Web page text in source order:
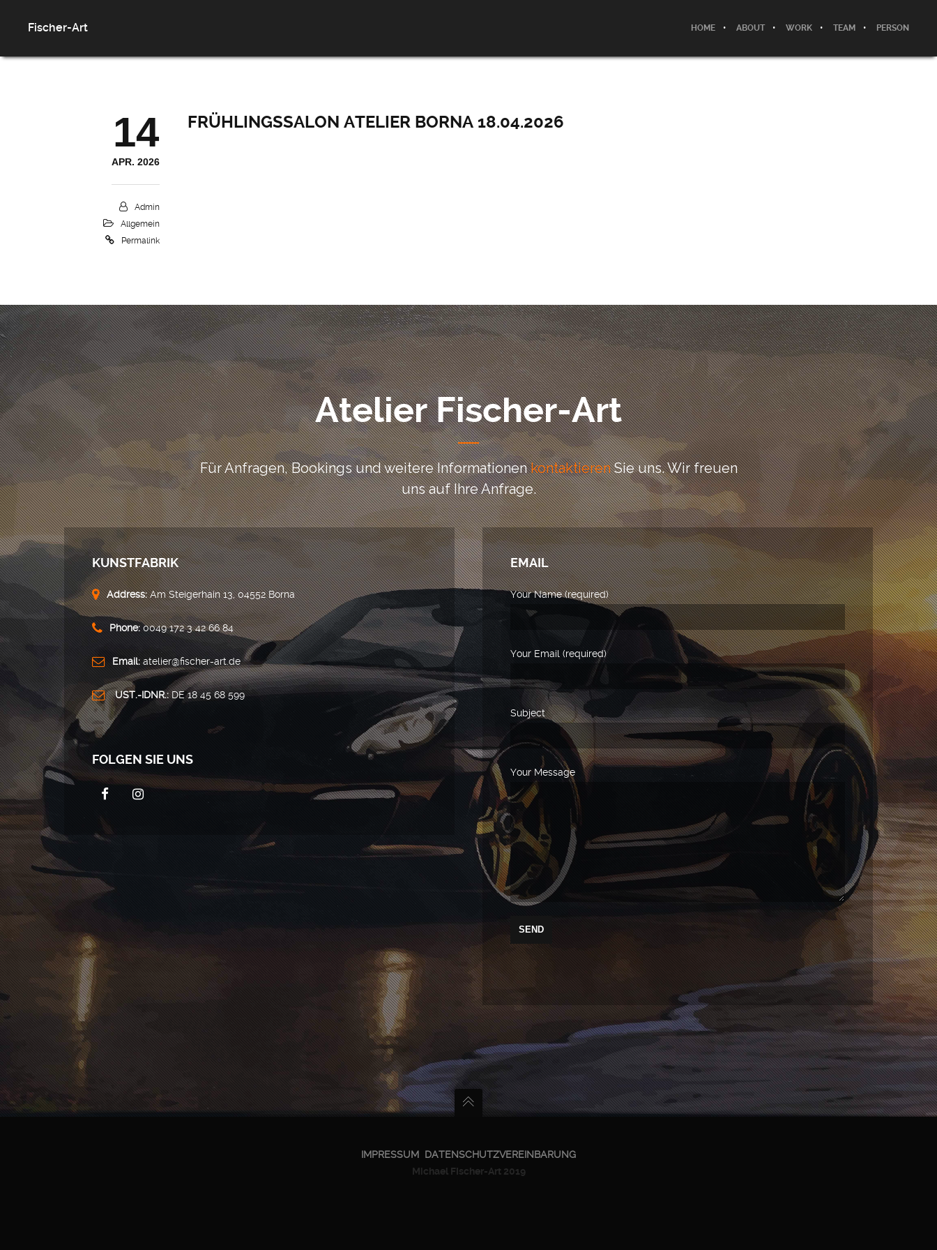
Fischer-Art HOME ABOUT WORK TEAM PERSON
14
APR. 2026
Admin
Allgemein
Permalink
FRÜHLINGSSALON ATELIER BORNA 18.04.2026
Atelier Fischer-Art
Für Anfragen, Bookings und weitere InformationenkontaktierenSie uns. Wir freuen
uns auf Ihre Anfrage.
KUNSTFABRIK
Address:Am Steigerhain 13, 04552 Borna
Phone:0049 172 3 42 66 84
Email:atelier@fischer-art.de
UST.-IDNR.:DE 18 45 68 599
FOLGEN SIE UNS
EMAIL
Your Name (required)
Your Email (required)
Subject
Your Message
IMPRESSUM DATENSCHUTZVEREINBARUNG
Michael FIscher-Art 2019